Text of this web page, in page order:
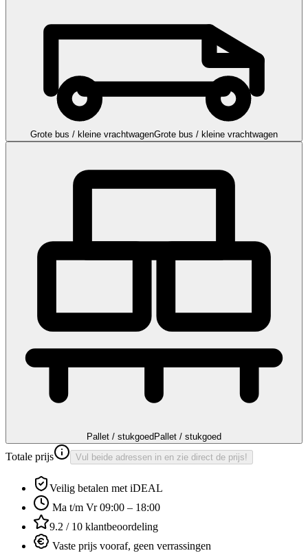
Grote bus / kleine vrachtwagenGrote bus / kleine vrachtwagen
Pallet / stukgoed Pallet / stukgoed
Totale prijs Vul beide adressen in en zie direct de prijs!
Veilig betalen met iDEAL
Ma t/m Vr 09:00 – 18:00
9.2 / 10 klantbeoordeling
Vaste prijs vooraf, geen verrassingen